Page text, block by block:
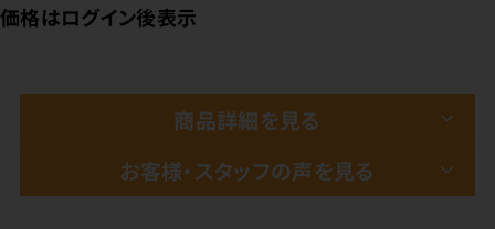
価格はログイン後表示
商品詳細を見る
お客様・スタッフの声を見る